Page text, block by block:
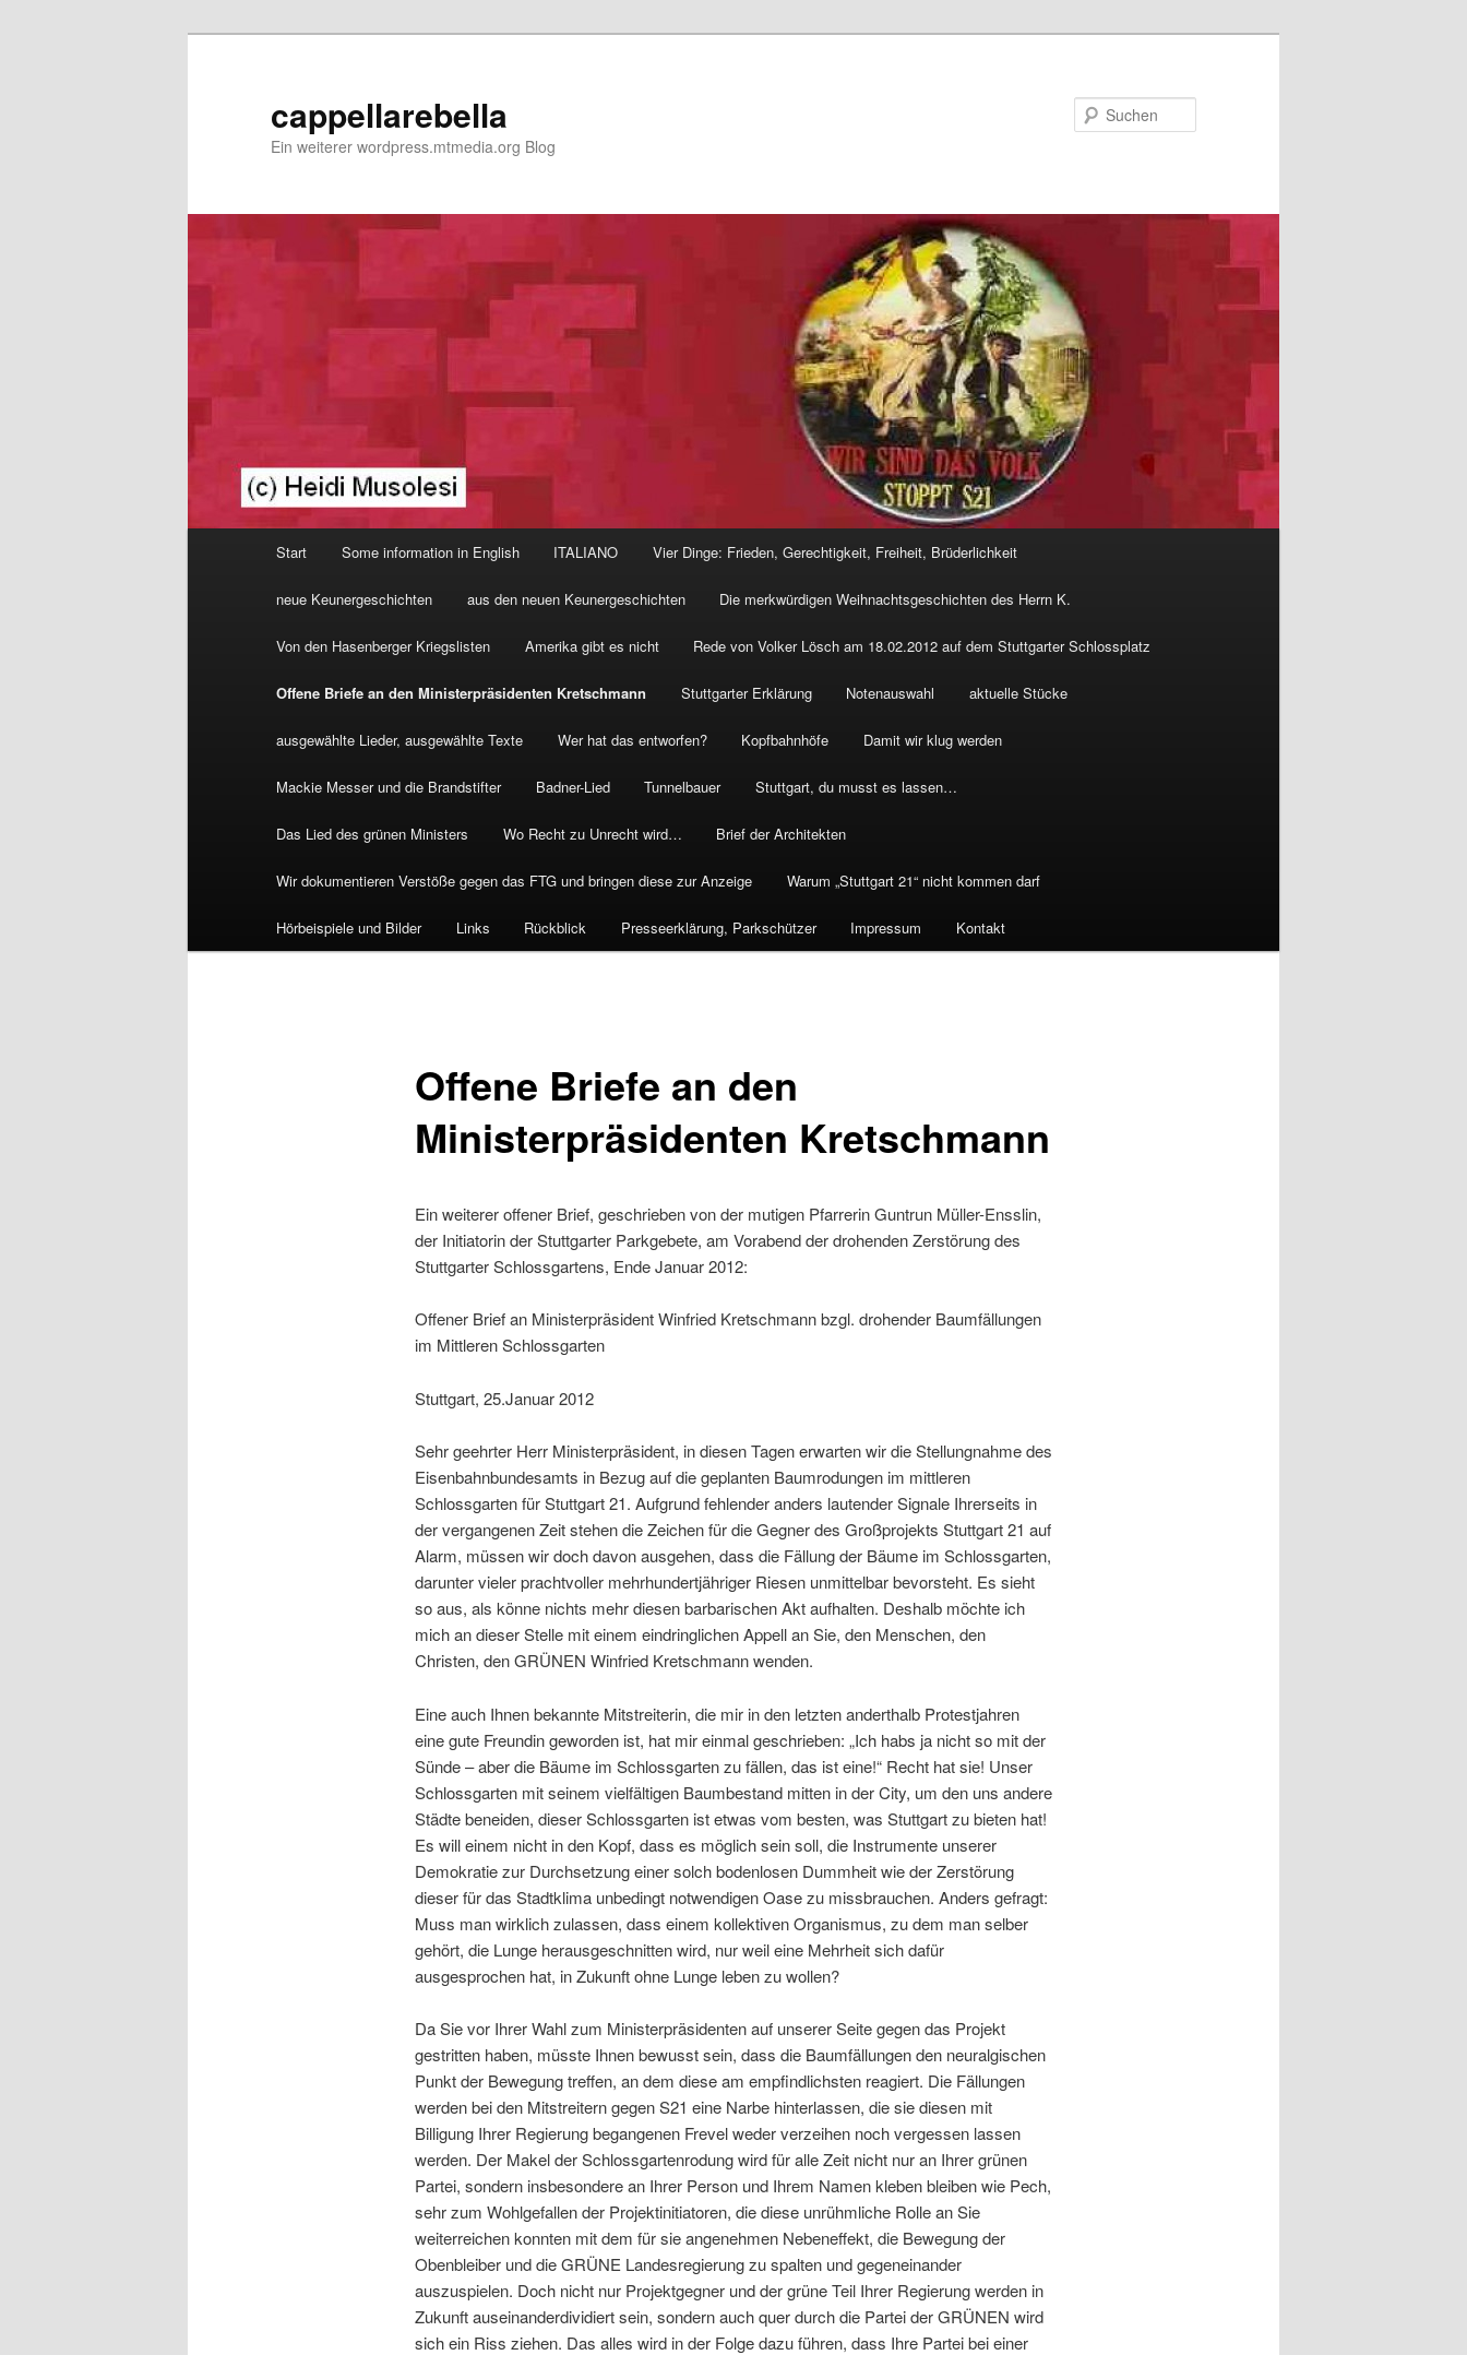
cappellarebella
Ein weiterer wordpress.mtmedia.org Blog
Start Some information in English ITALIANO Vier Dinge: Frieden, Gerechtigkeit, Freiheit, Brüderlichkeit
neue Keunergeschichten aus den neuen Keunergeschichten Die merkwürdigen Weihnachtsgeschichten des Herrn K.
Von den Hasenberger Kriegslisten Amerika gibt es nicht Rede von Volker Lösch am 18.02.2012 auf dem Stuttgarter Schlossplatz
Offene Briefe an den Ministerpräsidenten Kretschmann Stuttgarter Erklärung Notenauswahl aktuelle Stücke
ausgewählte Lieder, ausgewählte Texte Wer hat das entworfen? Kopfbahnhöfe Damit wir klug werden
Mackie Messer und die Brandstifter Badner-Lied Tunnelbauer Stuttgart, du musst es lassen…
Das Lied des grünen Ministers Wo Recht zu Unrecht wird… Brief der Architekten
Wir dokumentieren Verstöße gegen das FTG und bringen diese zur Anzeige Warum „Stuttgart 21“ nicht kommen darf
Hörbeispiele und Bilder Links Rückblick Presseerklärung, Parkschützer Impressum Kontakt
Offene Briefe an den
Ministerpräsidenten Kretschmann
Ein weiterer offener Brief, geschrieben von der mutigen Pfarrerin Guntrun Müller-Ensslin,
der Initiatorin der Stuttgarter Parkgebete, am Vorabend der drohenden Zerstörung des
Stuttgarter Schlossgartens, Ende Januar 2012:
Offener Brief an Ministerpräsident Winfried Kretschmann bzgl. drohender Baumfällungen
im Mittleren Schlossgarten
Stuttgart, 25.Januar 2012
Sehr geehrter Herr Ministerpräsident, in diesen Tagen erwarten wir die Stellungnahme des
Eisenbahnbundesamts in Bezug auf die geplanten Baumrodungen im mittleren
Schlossgarten für Stuttgart 21. Aufgrund fehlender anders lautender Signale Ihrerseits in
der vergangenen Zeit stehen die Zeichen für die Gegner des Großprojekts Stuttgart 21 auf
Alarm, müssen wir doch davon ausgehen, dass die Fällung der Bäume im Schlossgarten,
darunter vieler prachtvoller mehrhundertjähriger Riesen unmittelbar bevorsteht. Es sieht
so aus, als könne nichts mehr diesen barbarischen Akt aufhalten. Deshalb möchte ich
mich an dieser Stelle mit einem eindringlichen Appell an Sie, den Menschen, den
Christen, den GRÜNEN Winfried Kretschmann wenden.
Eine auch Ihnen bekannte Mitstreiterin, die mir in den letzten anderthalb Protestjahren
eine gute Freundin geworden ist, hat mir einmal geschrieben: „Ich habs ja nicht so mit der
Sünde – aber die Bäume im Schlossgarten zu fällen, das ist eine!“ Recht hat sie! Unser
Schlossgarten mit seinem vielfältigen Baumbestand mitten in der City, um den uns andere
Städte beneiden, dieser Schlossgarten ist etwas vom besten, was Stuttgart zu bieten hat!
Es will einem nicht in den Kopf, dass es möglich sein soll, die Instrumente unserer
Demokratie zur Durchsetzung einer solch bodenlosen Dummheit wie der Zerstörung
dieser für das Stadtklima unbedingt notwendigen Oase zu missbrauchen. Anders gefragt:
Muss man wirklich zulassen, dass einem kollektiven Organismus, zu dem man selber
gehört, die Lunge herausgeschnitten wird, nur weil eine Mehrheit sich dafür
ausgesprochen hat, in Zukunft ohne Lunge leben zu wollen?
Da Sie vor Ihrer Wahl zum Ministerpräsidenten auf unserer Seite gegen das Projekt
gestritten haben, müsste Ihnen bewusst sein, dass die Baumfällungen den neuralgischen
Punkt der Bewegung treffen, an dem diese am empfindlichsten reagiert. Die Fällungen
werden bei den Mitstreitern gegen S21 eine Narbe hinterlassen, die sie diesen mit
Billigung Ihrer Regierung begangenen Frevel weder verzeihen noch vergessen lassen
werden. Der Makel der Schlossgartenrodung wird für alle Zeit nicht nur an Ihrer grünen
Partei, sondern insbesondere an Ihrer Person und Ihrem Namen kleben bleiben wie Pech,
sehr zum Wohlgefallen der Projektinitiatoren, die diese unrühmliche Rolle an Sie
weiterreichen konnten mit dem für sie angenehmen Nebeneffekt, die Bewegung der
Obenbleiber und die GRÜNE Landesregierung zu spalten und gegeneinander
auszuspielen. Doch nicht nur Projektgegner und der grüne Teil Ihrer Regierung werden in
Zukunft auseinanderdividiert sein, sondern auch quer durch die Partei der GRÜNEN wird
sich ein Riss ziehen. Das alles wird in der Folge dazu führen, dass Ihre Partei bei einer